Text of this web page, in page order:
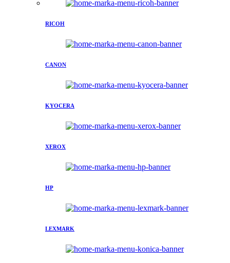
RICOH
CANON
KYOCERA
XEROX
HP
LEXMARK